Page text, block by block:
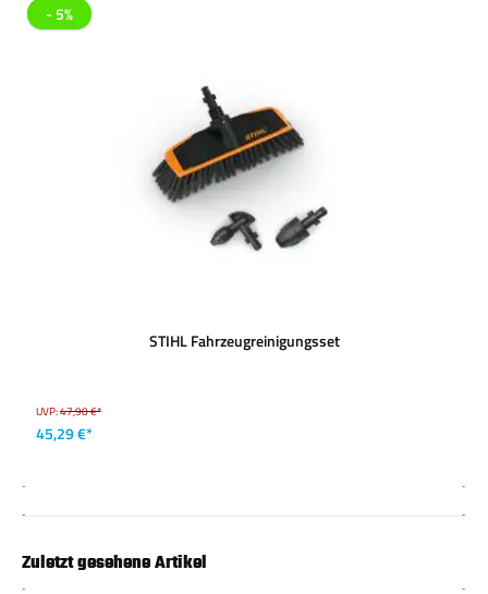
- 5%
STIHL Fahrzeugreinigungsset
UVP:47,90 €*
45,29 €*
Zuletzt gesehene Artikel